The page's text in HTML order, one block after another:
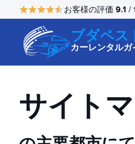
お客様の評価 9.1 /
ブダペス
カーレンタルガ
サイト